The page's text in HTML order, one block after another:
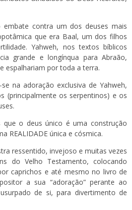
contra um dos deuses mais
que era Baal, um dos filhos
Yahweh, nos textos bíblicos
grande e longínqua para Abraão,
espalhariam por toda a terra.
na adoração exclusiva de Yahweh,
(principalmente os serpentinos) e os
que o deus único é uma construção
REALIDADE única e cósmica.
ressentido, invejoso e muitas vezes
do Velho Testamento, colocando
caprichos e até mesmo no livro de
a sua “adoração” perante ao
de si, para divertimento de